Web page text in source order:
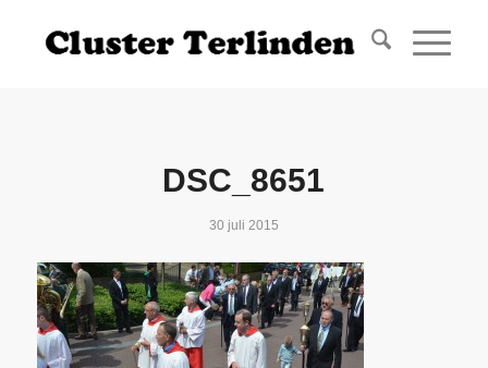
DSC_8651
30 juli 2015